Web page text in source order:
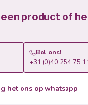
product of
Bel ons!
+31 (0)40 254 75
het ons op whatsapp